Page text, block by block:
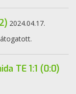
2024.04.17.
TE 1:1 (0:0)